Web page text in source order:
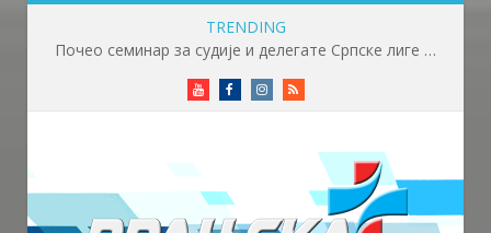
TRENDING
Почео семинар за судије и делегате Српске лиге „Исток“ у Крушевцу
YoutubeFacebookInstagram
RSS